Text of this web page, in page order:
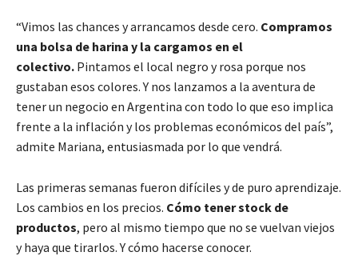
“Vimos las chances y arrancamos desde cero. Compramos
una bolsa de harina y la cargamos en el
colectivo. Pintamos el local negro y rosa porque nos
gustaban esos colores. Y nos lanzamos a la aventura de
tener un negocio en Argentina con todo lo que eso implica
frente a la inflación y los problemas económicos del país”,
admite Mariana, entusiasmada por lo que vendrá.
Las primeras semanas fueron difíciles y de puro aprendizaje.
Los cambios en los precios. Cómo tener stock de
productos, pero al mismo tiempo que no se vuelvan viejos
y haya que tirarlos. Y cómo hacerse conocer.